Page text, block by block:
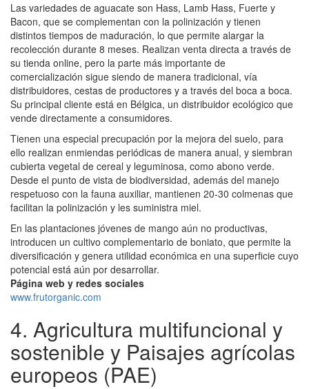
Las variedades de aguacate son Hass, Lamb Hass, Fuerte y
Bacon, que se complementan con la polinización y tienen
distintos tiempos de maduración, lo que permite alargar la
recolección durante 8 meses. Realizan venta directa a través de
su tienda online, pero la parte más importante de
comercialización sigue siendo de manera tradicional, vía
distribuidores, cestas de productores y a través del boca a boca.
Su principal cliente está en Bélgica, un distribuidor ecológico que
vende directamente a consumidores.
Tienen una especial precupación por la mejora del suelo, para
ello realizan enmiendas periódicas de manera anual, y siembran
cubierta vegetal de cereal y leguminosa, como abono verde.
Desde el punto de vista de biodiversidad, además del manejo
respetuoso con la fauna auxiliar, mantienen 20-30 colmenas que
facilitan la polinización y les suministra miel.
En las plantaciones jóvenes de mango aún no productivas,
introducen un cultivo complementario de boniato, que permite la
diversificación y genera utilidad económica en una superficie cuyo
potencial está aún por desarrollar.
Página web y redes sociales
www.frutorganic.com
4. Agricultura multifuncional y
sostenible y Paisajes agrícolas
europeos (PAE)